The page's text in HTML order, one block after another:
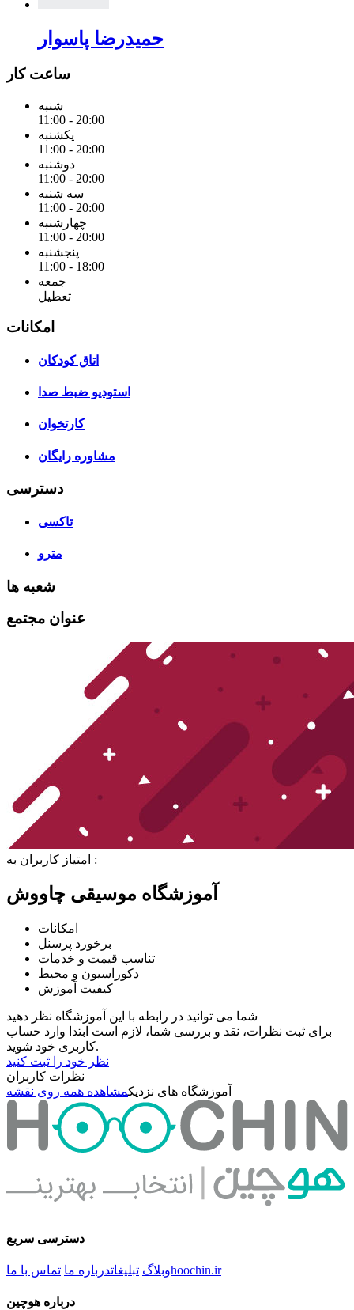
حمیدرضا پاسوار
ساعت کار
شنبه
11:00 - 20:00
یکشنبه
11:00 - 20:00
دوشنبه
11:00 - 20:00
سه شنبه
11:00 - 20:00
چهارشنبه
11:00 - 20:00
پنجشنبه
11:00 - 18:00
جمعه
تعطیل
امکانات
اتاق کودکان
استودیو ضبط صدا
کارتخوان
مشاوره رایگان
دسترسی
تاکسی
مترو
شعبه ها
عنوان مجتمع
امتیاز کاربران به :
آموزشگاه موسیقی چاووش
امکانات
برخورد پرسنل
تناسب قیمت و خدمات
دکوراسیون و محیط
کیفیت آموزش
شما می توانید در رابطه با این آموزشگاه نظر دهید
برای ثبت نظرات، نقد و بررسی شما، لازم است ابتدا وارد حساب
کاربری خود شوید.
نظر خود را ثبت کنید
نظرات کاربران
آموزشگاه های نزدیکمشاهده همه روی نقشه
دسترسی سریع
وبلاگ تبلیغاتدرباره ما تماس با ما hoochin.ir
درباره هوچین